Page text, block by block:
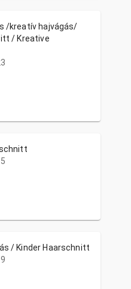
/kreatív hajvágás/
/ Kreative
/ Kinder Haarschnitt